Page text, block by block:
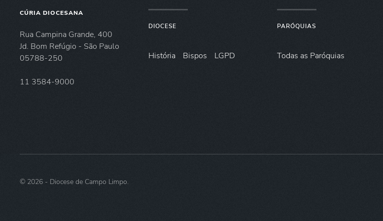
CÚRIA DIOCESANA
Rua Campina Grande, 400
Jd. Bom Refúgio - São Paulo
05788-250
11 3584-9000
DIOCESE
História Bispos LGPD
PARÓQUIAS
Todas as Paróquias
© 2026 - Diocese de Campo Limpo.